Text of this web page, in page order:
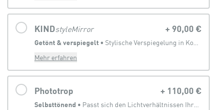
KINDstyleMirror + 90,00 €
Getönt & verspiegelt •
Stylische Verspiegelung in Kombination mit Sonnenbrillentönung
Mehr erfahren
Phototrop + 110,00 €
Selbsttönend •
Passt sich den Lichtverhältnissen Ihrer Umgebung an